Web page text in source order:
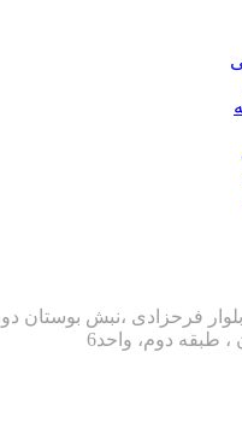
فرحزادی ،نبش بوستان